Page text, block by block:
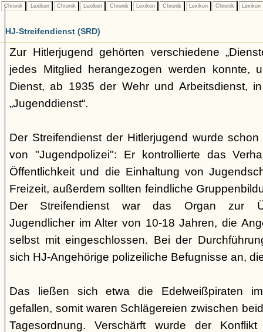
Chronik Lexikon Chronik Lexikon Chronik Lexikon Chronik Lexikon Chronik Lexikon
HJ-Streifendienst (SRD)
Zur Hitlerjugend gehörten verschiedene
jedes Mitglied herangezogen werden konnte,
Dienst, ab 1935 der Wehr und Arbeitsdienst,
„Jugenddienst“.
Der Streifendienst der Hitlerjugend wurde
von "Jugendpolizei": Er kontrollierte das
Öffentlichkeit und die Einhaltung von
Freizeit, außerdem sollten feindliche
Der Streifendienst war das Organ zur
Jugendlicher im Alter von 10-18 Jahren, die
selbst mit eingeschlossen. Bei der
sich HJ-Angehörige polizeiliche Befugnisse an,
Das ließen sich etwa die Edelweißpiraten
gefallen, somit waren Schlägereien zwischen
Tagesordnung. Verschärft wurde der